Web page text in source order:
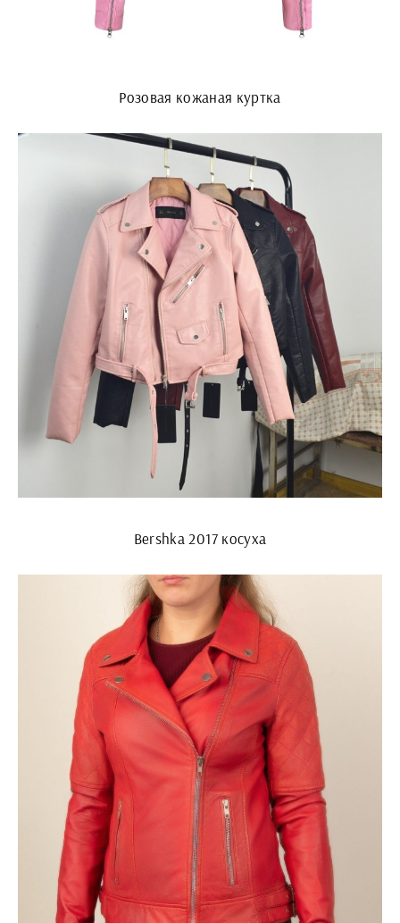
Розовая кожаная куртка
Bershka 2017 косуха